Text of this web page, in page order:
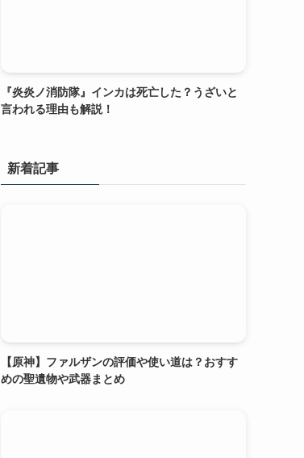
『炎炎ノ消防隊』インカは死亡した？うざいと
言われる理由も解説！
新着記事
【原神】ファルザンの評価や使い道は？おすす
めの聖遺物や武器まとめ